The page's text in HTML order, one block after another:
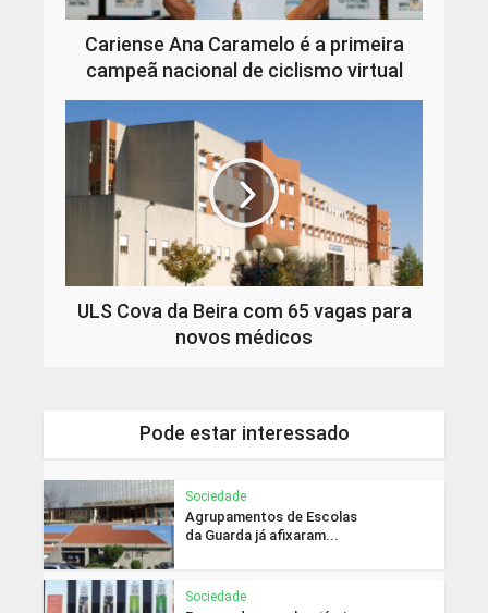
Cariense Ana Caramelo é a primeira
campeã nacional de ciclismo virtual
ULS Cova da Beira com 65 vagas para
novos médicos
Pode estar interessado
Sociedade
Agrupamentos de Escolas
da Guarda já afixaram...
Sociedade